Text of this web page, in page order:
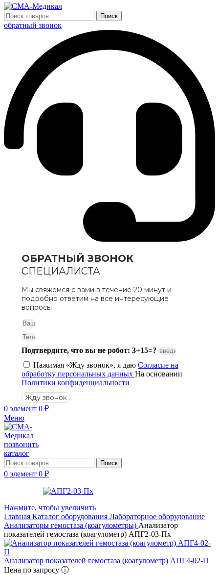
Поиск
обратный звонок
ОБРАТНЫЙ ЗВОНОК
СПЕЦИАЛИСТА
Мы свяжемся с вами в течение 20 минут и
подробно ответим на все интересующие
вопросы
Подтвердите, что вы не робот: 3+15=?
Нажимая «Жду звонок», я даю Согласие на
обработку персональных данных На основании
Политики конфиденциальности
Жду звонок
0 элемент 0 ₽
Меню
позвонить
каталог
Поиск
0 элемент 0 ₽
Нажмите, чтобы увеличить
Главная Каталог оборудования Лабораторное оборудование
Анализаторы гемостаза (коагулометры) Анализатор
показателей гемостаза (коагулометр) АПГ2-03-Пх
Анализатор показателей гемостаза (коагулометр) АПГ4-02-П
Цена по запросу ⓘ